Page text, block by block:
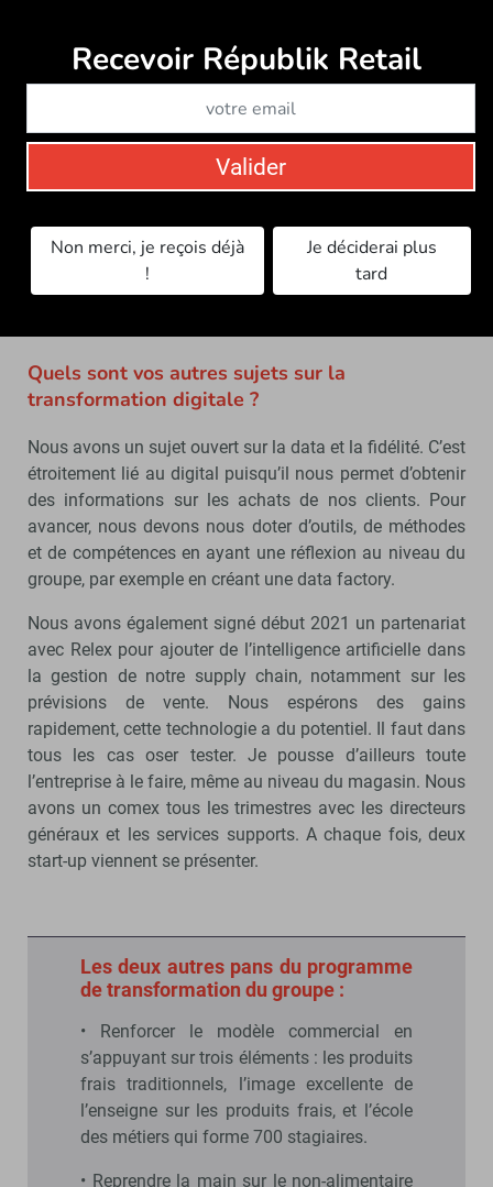
Cora réalise son picking e-commerce en magasin afin de
proposer une offre très étendue, notamment en produits frais
Quels sont vos autres sujets sur la
transformation digitale ?
Nous avons un sujet ouvert sur la data et la fidélité. C’est
étroitement lié au digital puisqu’il nous permet d’obtenir
des informations sur les achats de nos clients. Pour
avancer, nous devons nous doter d’outils, de méthodes
et de compétences en ayant une réflexion au niveau du
groupe, par exemple en créant une data factory.
Nous avons également signé début 2021 un partenariat
avec Relex pour ajouter de l’intelligence artificielle dans
la gestion de notre supply chain, notamment sur les
prévisions de vente. Nous espérons des gains
rapidement, cette technologie a du potentiel. Il faut dans
tous les cas oser tester. Je pousse d’ailleurs toute
l’entreprise à le faire, même au niveau du magasin. Nous
avons un comex tous les trimestres avec les directeurs
généraux et les services supports. A chaque fois, deux
start-up viennent se présenter.
Les deux autres pans du programme
de transformation du groupe :
• Renforcer le modèle commercial en
s’appuyant sur trois éléments : les produits
frais traditionnels, l’image excellente de
l’enseigne sur les produits frais, et l’école
des métiers qui forme 700 stagiaires.
• Reprendre la main sur le non-alimentaire
Recevoir Républik Retail
Valider
Non merci, je reçois déjà
!
Je déciderai plus
tard